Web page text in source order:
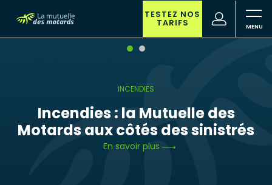
contenu
principal recherche
TESTEZ NOS
TARIFS
(nouvelle
fenêtre)
INCENDIES
Incendies : la Mutuelle des
Motards aux côtés des sinistrés
En savoir plus